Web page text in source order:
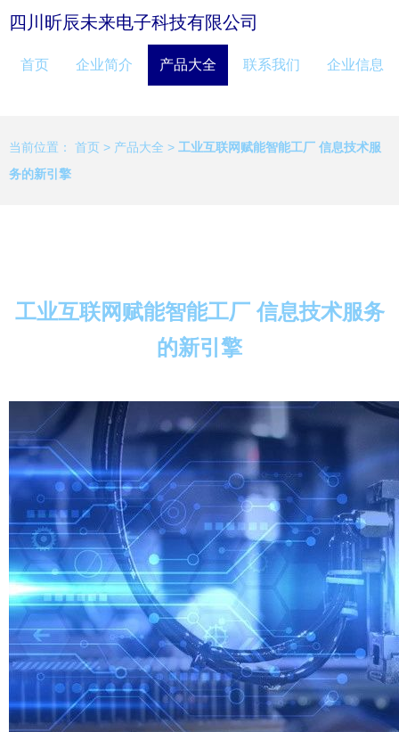
四川昕辰未来电子科技有限公司
首页 企业简介 产品大全 联系我们 企业信息
当前位置： 首页 > 产品大全 > 工业互联网赋能智能工厂 信息技术服
务的新引擎
工业互联网赋能智能工厂 信息技术服务
的新引擎